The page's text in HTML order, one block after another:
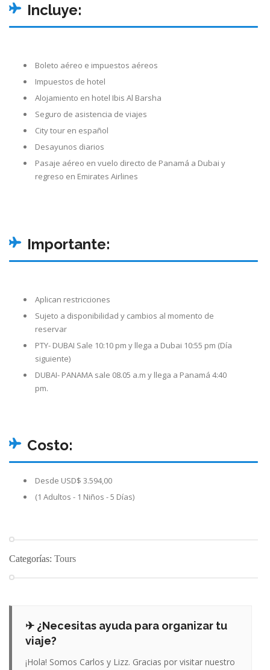
Incluye:
Boleto aéreo e impuestos aéreos
Impuestos de hotel
Alojamiento en hotel Ibis Al Barsha
Seguro de asistencia de viajes
City tour en español
Desayunos diarios
Pasaje aéreo en vuelo directo de Panamá a Dubai y
regreso en Emirates Airlines
Importante:
Aplican restricciones
Sujeto a disponibilidad y cambios al momento de
reservar
PTY- DUBAI Sale 10:10 pm y llega a Dubai 10:55 pm (Día
siguiente)
DUBAI- PANAMA sale 08.05 a.m y llega a Panamá 4:40
pm.
Costo:
Desde USD$ 3.594,00
(1 Adultos - 1 Niños - 5 Días)
Categorías: Tours
✈ ¿Necesitas ayuda para organizar tu
viaje?
¡Hola! Somos Carlos y Lizz. Gracias por visitar nuestro